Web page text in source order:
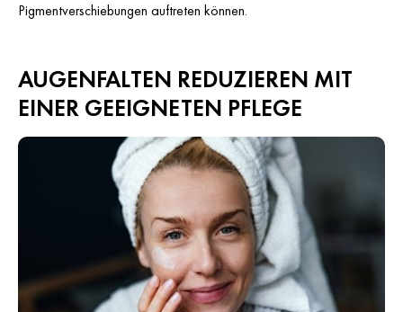
Pigmentverschiebungen auftreten können.
AUGENFALTEN REDUZIEREN MIT
EINER GEEIGNETEN PFLEGE